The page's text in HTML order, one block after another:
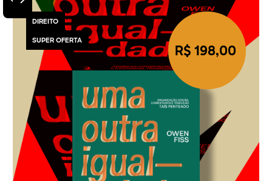
DIREITO
SUPER OFERTA
R$ 198,00